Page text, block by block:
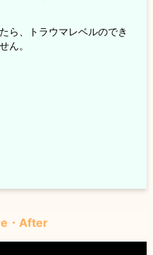
ら、トラウマレベルのでき
ん。
・After